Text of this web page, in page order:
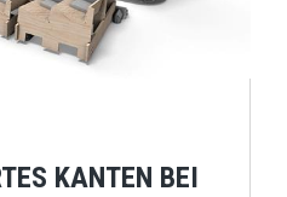
KANTEN BEI